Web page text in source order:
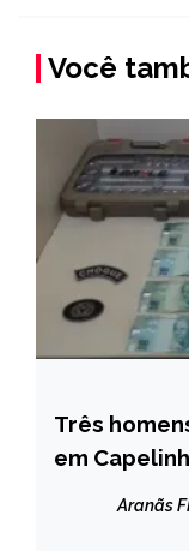
Você
CAPELINHA
NOTÍCIAS
Três
em
Aranãs